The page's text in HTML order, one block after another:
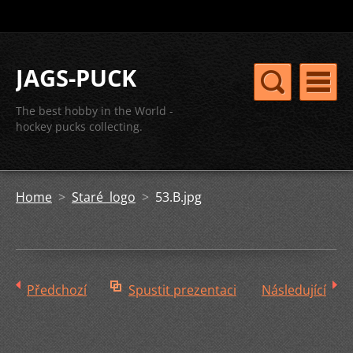
JAGS-PUCK
The best hobby in the World -
hockey pucks collecting.
Home > Staré logo > 53.B.jpg
Předchozí Spustit prezentaci Následující